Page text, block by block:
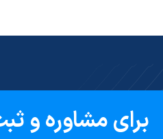
برای مشاوره و